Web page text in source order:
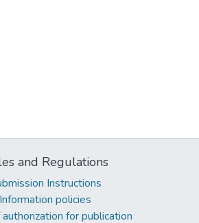
and Regulations
Instructions
Information policies
for publication